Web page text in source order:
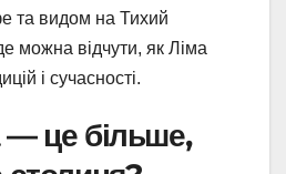
та видом на Тихий
можна відчути, як Ліма
і сучасності.
це більше,